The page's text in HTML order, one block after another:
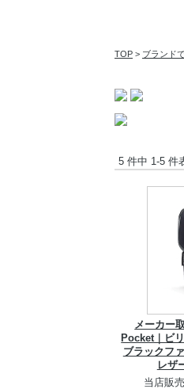
TOP > ブランド
5 件中 1-5 件
メーカー
Pocket｜ビ
ブラックフ
レザ
当店販